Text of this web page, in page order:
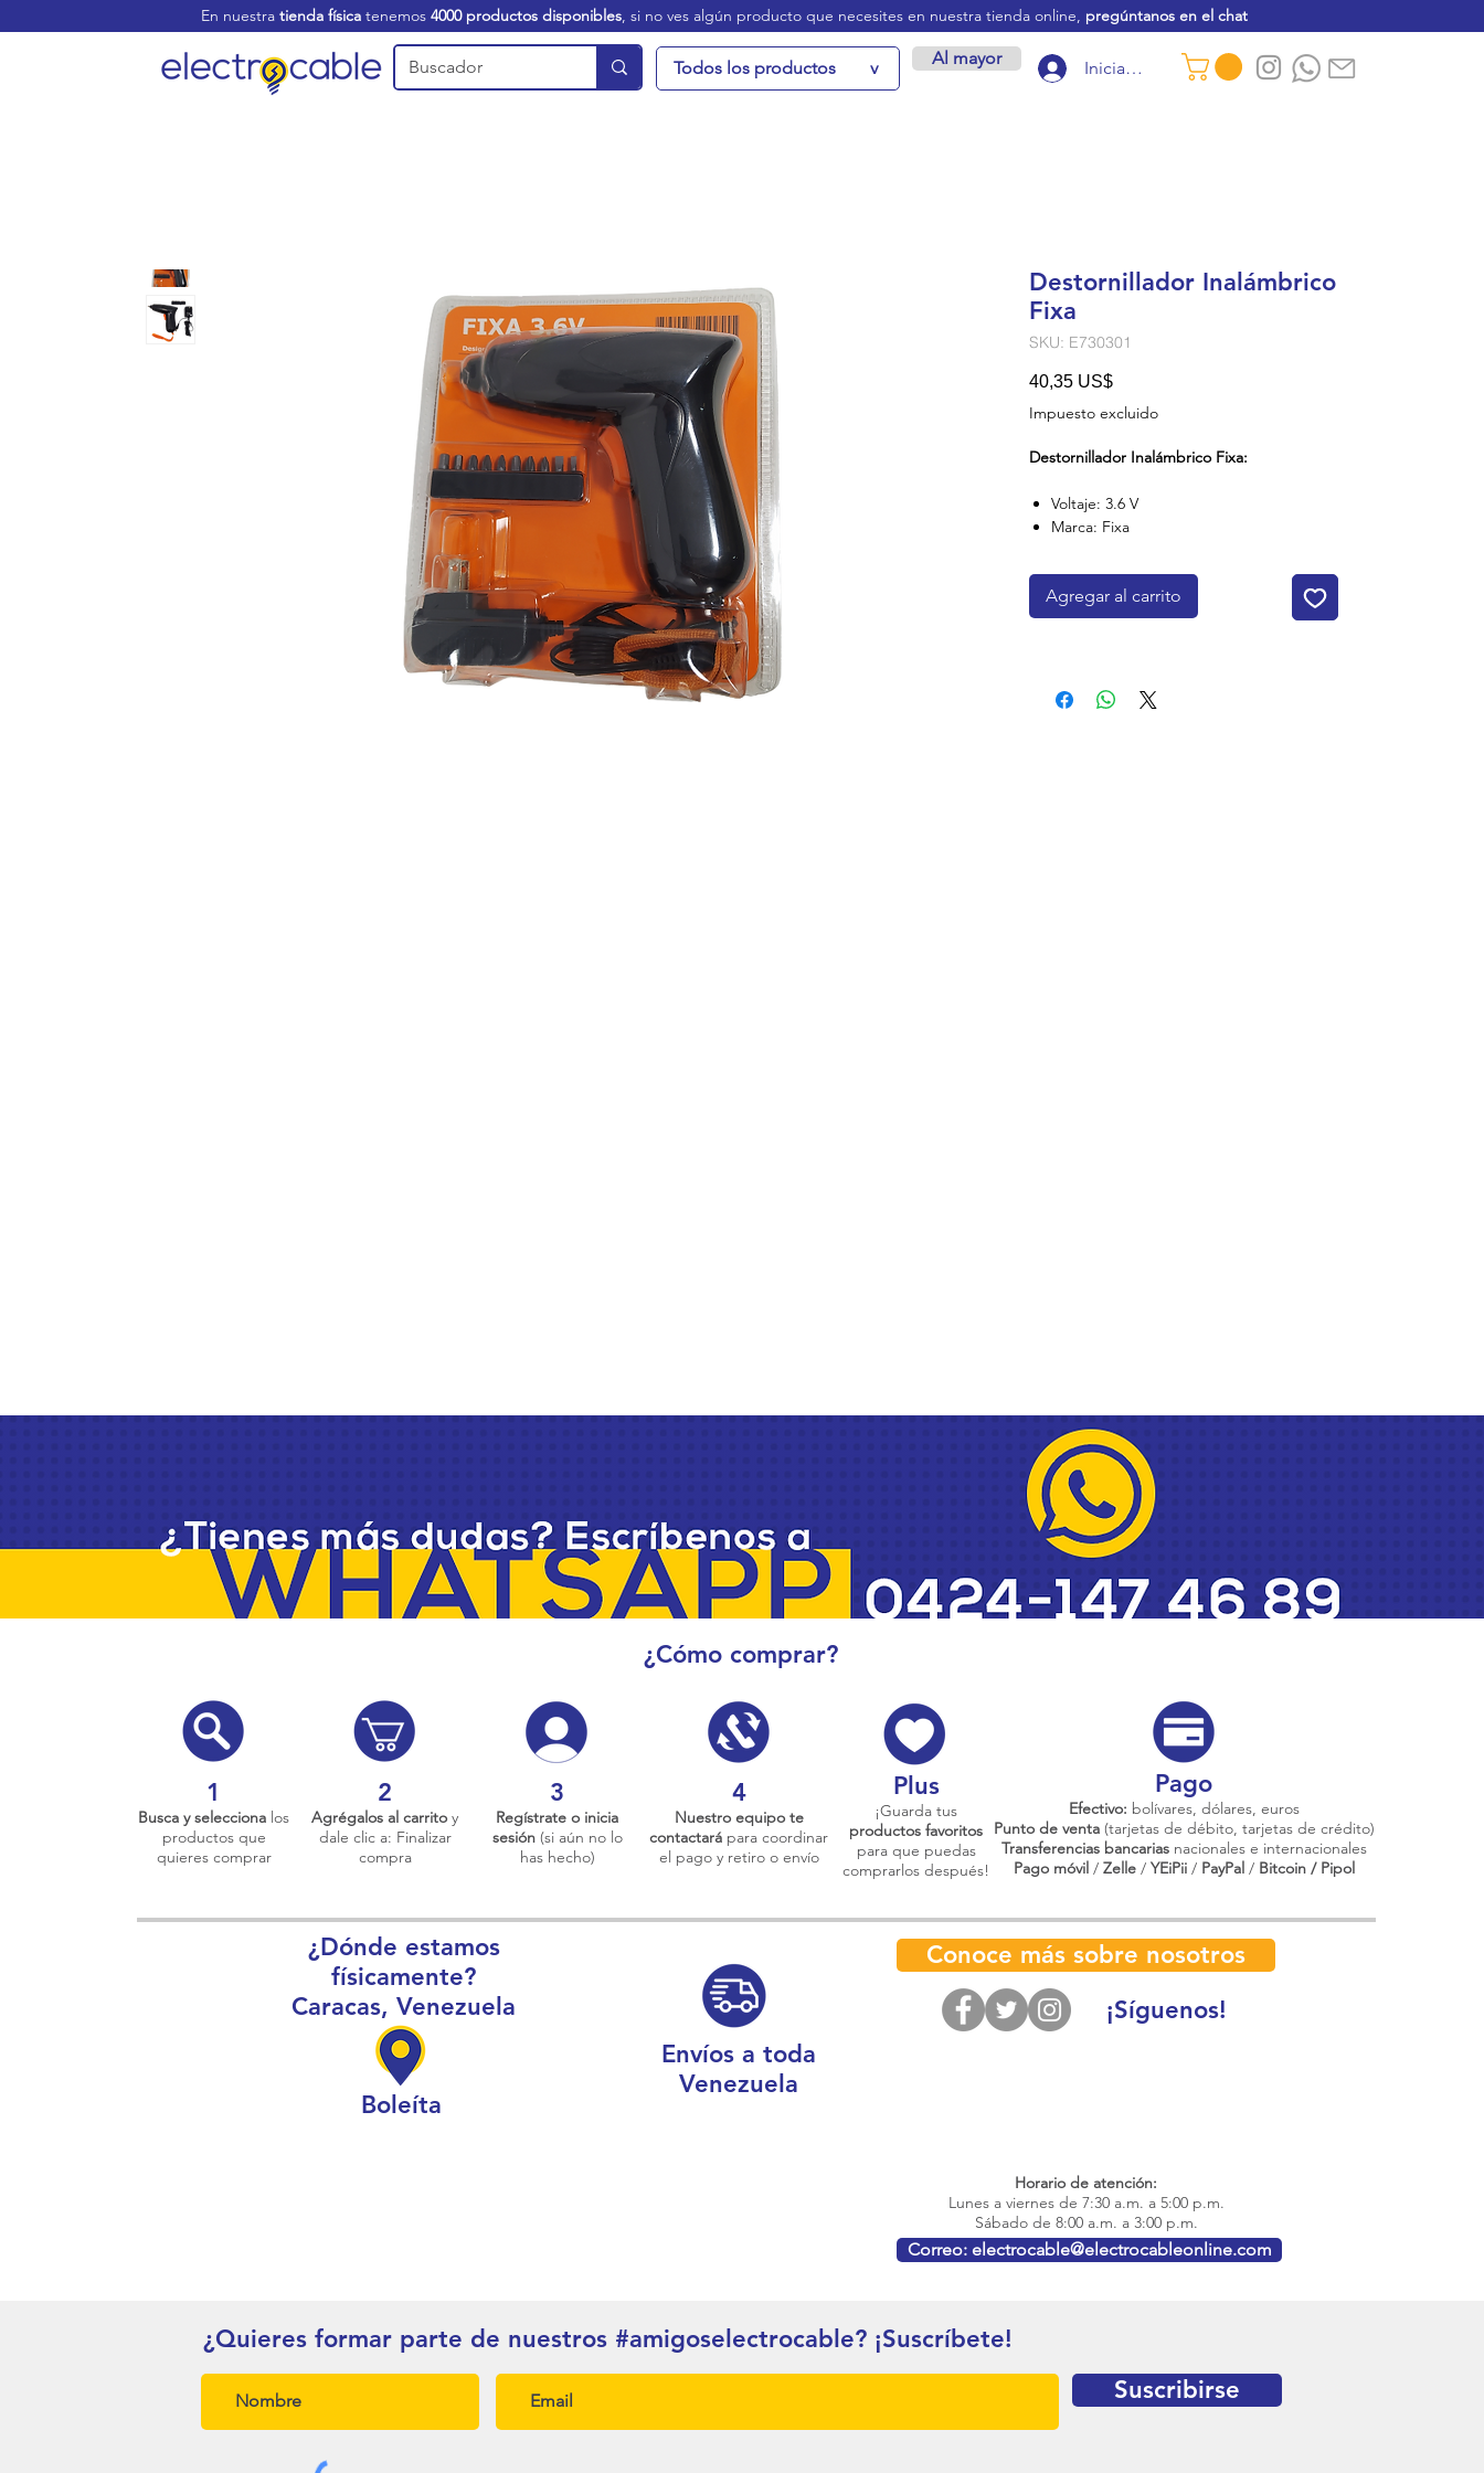
En nuestra tienda física tenemos 4000 productos disponibles, si no ves algún producto que necesites en nuestra tienda online, pregúntanos en el chat
Todos los productos v Al mayor Iniciar sesión
Destornillador Inalámbrico
Fixa
SKU: E730301
40,35 US$Precio
Impuesto excluido
Destornillador Inalámbrico Fixa:
Voltaje: 3.6 V
Marca: Fixa
Agregar al carrito
¿Cómo comprar?
1
Busca y selecciona los
productos que
quieres comprar
2
Agrégalos al carrito y
dale clic a: Finalizar
compra
3
Regístrate o inicia
sesión(si aún no lo
has hecho)
4
Nuestro equipo te
contactará para coordinar
el pago y retiro o envío
Plus
¡Guarda tus
productos favoritos
para que puedas
comprarlos después!
Pago
Efectivo: bolívares, dólares, euros
Punto de venta (tarjetas de débito, tarjetas de crédito)
Transferencias bancariasnacionales e internacionales
Pago móvil/ Zelle/ YEiPii/ PayPal / Bitcoin / Pipol
¿Dónde estamos
físicamente?
Caracas, Venezuela
Boleíta
Envíos a toda
Venezuela
Conoce más sobre nosotros
¡Síguenos!
Horario de atención:
Lunes a viernes de 7:30 a.m. a 5:00 p.m.
Sábado de 8:00 a.m. a 3:00 p.m.
Correo: electrocable@electrocableonline.com
¿Quieres formar parte de nuestros #amigoselectrocable? ¡Suscríbete!
Suscribirse